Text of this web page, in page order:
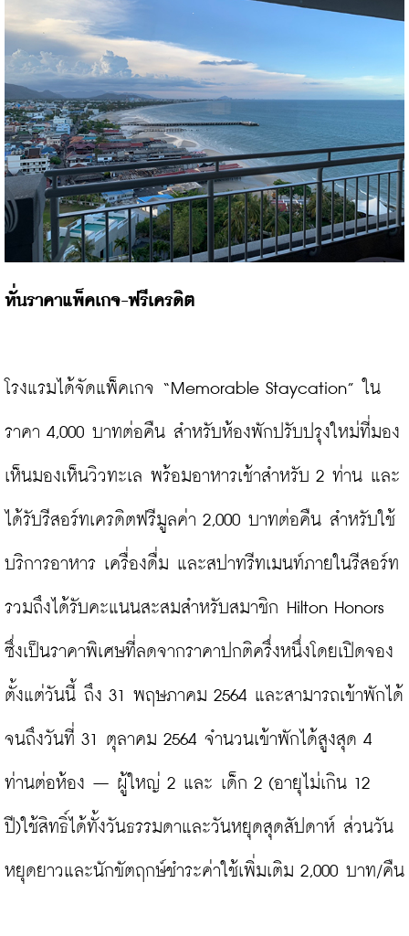
หั่นราคาแพ็คเกจ-ฟรีเครดิต
โรงแรมได้จัดแพ็คเกจ “Memorable Staycation” ใน
ราคา 4,000 บาทต่อคืน สำหรับห้องพักปรับปรุงใหม่ที่มอง
เห็นมองเห็นวิวทะเล พร้อมอาหารเช้าสำหรับ 2 ท่าน และ
ได้รับรีสอร์ทเครดิตฟรีมูลค่า 2,000 บาทต่อคืน สำหรับใช้
บริการอาหาร เครื่องดื่ม และสปาทรีทเมนท์ภายในรีสอร์ท
รวมถึงได้รับคะแนนสะสมสำหรับสมาชิก Hilton Honors
ซึ่งเป็นราคาพิเศษที่ลดจากราคาปกติครึ่งหนึ่งโดยเปิดจอง
ตั้งแต่วันนี้ ถึง 31 พฤษภาคม 2564 และสามารถเข้าพักได้
จนถึงวันที่ 31 ตุลาคม 2564 จำนวนเข้าพักได้สูงสุด 4
ท่านต่อห้อง – ผู้ใหญ่ 2 และ เด็ก 2 (อายุไม่เกิน 12
ปี)ใช้สิทธิ์ได้ทั้งวันธรรมดาและวันหยุดสุดสัปดาห์ ส่วนวัน
หยุดยาวและนักขัตฤกษ์ชำระค่าใช้เพิ่มเติม 2,000 บาท/คืน